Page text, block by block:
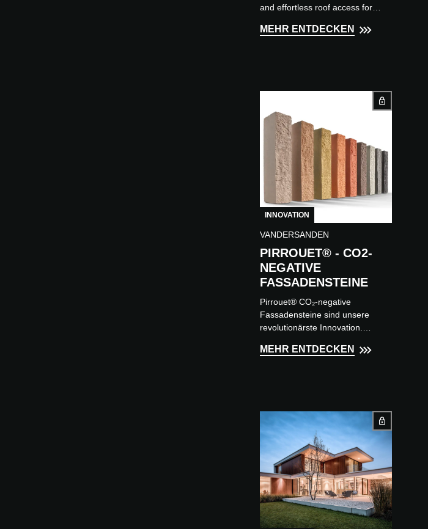
and effortless roof access for
industrial and commercial
MEHR ENTDECKEN
INNOVATION
VANDERSANDEN
PIRROUET® - CO2-
NEGATIVE
FASSADENSTEINE
Pirrouet® CO₂-negative
Fassadensteine sind unsere
revolutionärste Innovation.
Produktionsprozesses nehmen
MEHR ENTDECKEN